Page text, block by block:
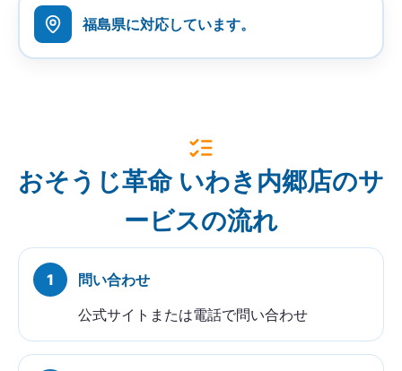
福島県に対応しています。
おそうじ革命 いわき内郷店のサ
ービスの流れ
問い合わせ
公式サイトまたは電話で問い合わせ